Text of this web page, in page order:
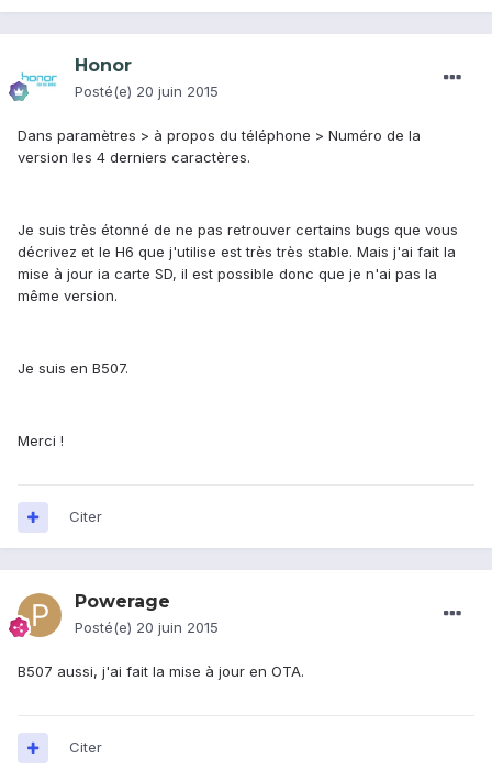
Honor
Posté(e) 20 juin 2015
Dans paramètres > à propos du téléphone > Numéro de la
version les 4 derniers caractères.
Je suis très étonné de ne pas retrouver certains bugs que vous
décrivez et le H6 que j'utilise est très très stable. Mais j'ai fait la
mise à jour ia carte SD, il est possible donc que je n'ai pas la
même version.
Je suis en B507.
Merci !
Citer
Powerage
Posté(e) 20 juin 2015
B507 aussi, j'ai fait la mise à jour en OTA.
Citer